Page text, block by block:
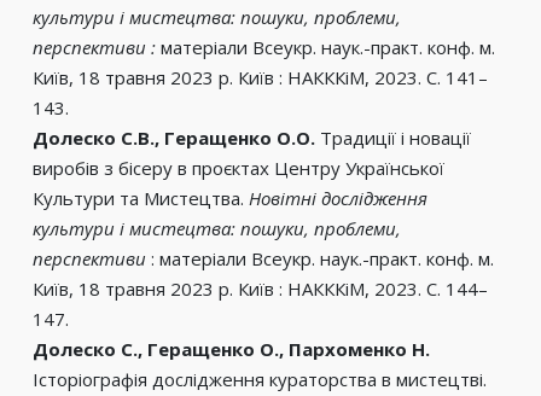
культури і мистецтва: пошуки, проблеми,
перспективи : матеріали Всеукр. наук.-практ. конф. м.
Київ, 18 травня 2023 р. Київ : НАКККіМ, 2023. С. 141–
143.
Долеско С.В., Геращенко О.О. Традиції і новації
виробів з бісеру в проєктах Центру Української
Культури та Мистецтва. Новітні дослідження
культури і мистецтва: пошуки, проблеми,
перспективи : матеріали Всеукр. наук.-практ. конф. м.
Київ, 18 травня 2023 р. Київ : НАКККіМ, 2023. С. 144–
147.
Долеско С., Геращенко О., Пархоменко Н.
Історіографія дослідження кураторства в мистецтві.